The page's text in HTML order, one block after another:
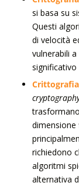
si basa su
Questi
di velocità
vulnerabili
significativo
dimensione
richiedono
algoritmi
alternativa